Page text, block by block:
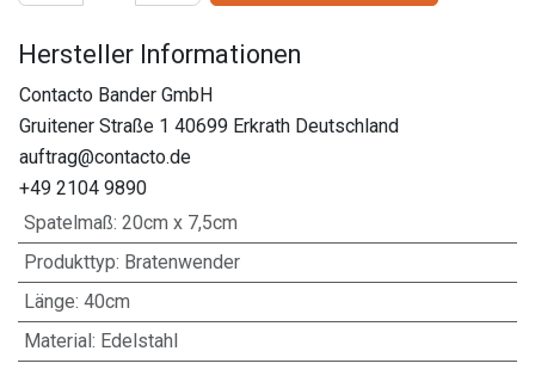
Hersteller Informationen
Contacto Bander GmbH
Gruitener Straße 1 40699 Erkrath Deutschland
auftrag@contacto.de
+49 2104 9890
Spatelmaß: 20cm x 7,5cm
Produkttyp: Bratenwender
Länge: 40cm
Material: Edelstahl